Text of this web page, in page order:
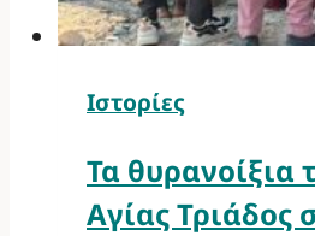
Ιστορίες
Τα θυρανοίξια
Αγίας Τριάδος